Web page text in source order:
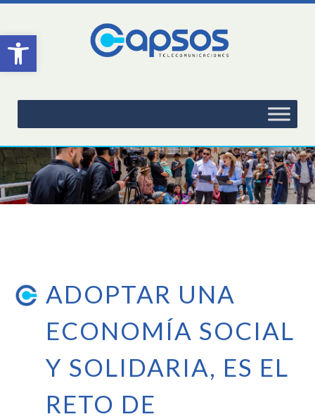
Abrir barra de herramientas
ADOPTAR UNA
ECONOMÍA SOCIAL
Y SOLIDARIA, ES EL
RETO DE